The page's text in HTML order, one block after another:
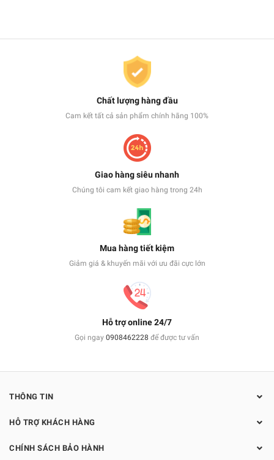
Chất lượng hàng đầu
Cam kết tất cả sản phẩm chính hãng 100%
Giao hàng siêu nhanh
Chúng tôi cam kết giao hàng trong 24h
Mua hàng tiết kiệm
Giảm giá & khuyến mãi với ưu đãi cực lớn
Hỗ trợ online 24/7
Gọi ngay 0908462228 để được tư vấn
THÔNG TIN
HỖ TRỢ KHÁCH HÀNG
CHÍNH SÁCH BẢO HÀNH